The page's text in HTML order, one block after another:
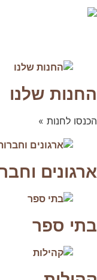
החנות שלנו
הכנסו לחנות »
ארגונים
בתי ספר